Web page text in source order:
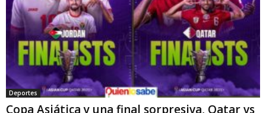
Deportes
Copa Asiática y una final sorpresiva, Qatar vs